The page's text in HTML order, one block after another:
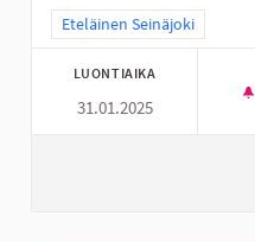
Rajaa tulokset teeman
Eteläinen Seinäjoki
LUONTIAIKA
31.01.2025